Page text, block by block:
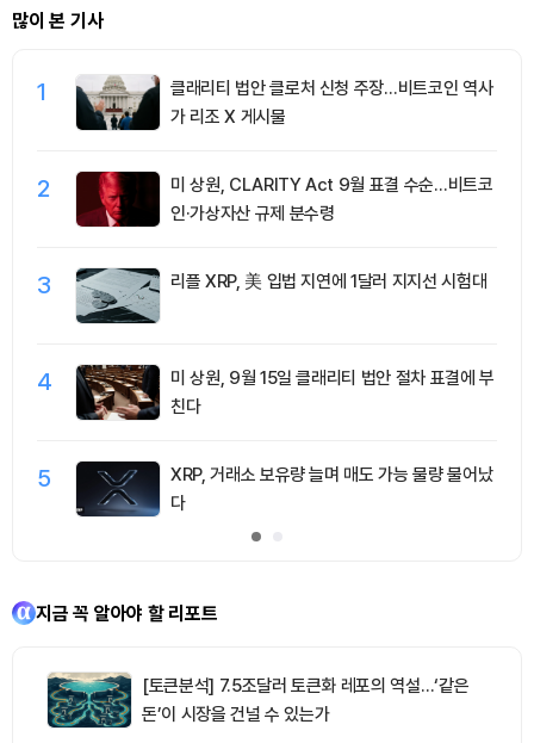
많이 본 기사
1
클래리티 법안 클로처 신청 주장…비트코인 역사
가 리조 X 게시물
2
미 상원, CLARITY Act 9월 표결 수순…비트코
인·가상자산 규제 분수령
3 리플 XRP, 美 입법 지연에 1달러 지지선 시험대
4
미 상원, 9월 15일 클래리티 법안 절차 표결에 부
친다
5
XRP, 거래소 보유량 늘며 매도 가능 물량 불어났
다
지금 꼭 알아야 할 리포트
[토큰분석] 7.5조달러 토큰화 레포의 역설…‘같은
돈’이 시장을 건널 수 있는가